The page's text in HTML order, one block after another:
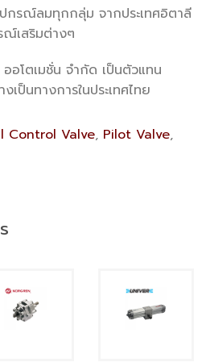
กรณ์ลมทุกกลุ่ม จากประเทศอิตาลี
เสริมต่างๆ
อโตเมชั่น จำกัด เป็นตัวแทน
เป็นทางการในประเทศไทย
Control Valve, Pilot Valve,